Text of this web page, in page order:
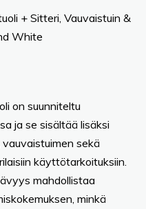
on suunniteltu
ja se sisältää lisäksi
sekä
käyttötarkoituksiin.
mahdollistaa
minkä